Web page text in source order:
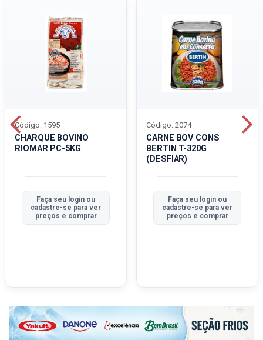
CHARQUE BOVINO
RIOMAR PC-5KG
Código: 1595
Faça seu login ou
cadastre-se para ver
preços e comprar
CARNE BOV CONS
BERTIN T-320G
(DESFIAR)
Código: 2074
Faça seu login ou
cadastre-se para ver
preços e comprar